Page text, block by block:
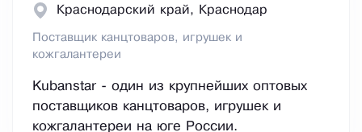
Краснодарский край, Краснодар
Поставщик канцтоваров, игрушек и
кожгалантереи
Kubanstar - один из крупнейших оптовых
поставщиков канцтоваров, игрушек и
кожгалантереи на юге России.